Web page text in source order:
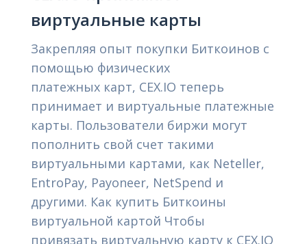
виртуальные карты
Закрепляя опыт покупки Биткоинов с
помощью физических
платежных карт, CEX.IO теперь
принимает и виртуальные платежные
карты. Пользователи биржи могут
пополнить свой счет такими
виртуальными картами, как Neteller,
EntroPay, Payoneer, NetSpend и
другими. Как купить Биткоины
виртуальной картой Чтобы
привязать виртуальную карту к CEX.IO